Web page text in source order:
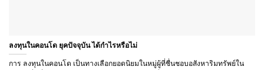
ลงทุนในคอนโด ยุคปัจจุบัน ได้กำไรหรือไม่
การ ลงทุนในคอนโด เป็นทางเลือกยอดนิยมในหมู่ผู้ที่ชื่นชอบอสังหาริมทรัพย์ใน